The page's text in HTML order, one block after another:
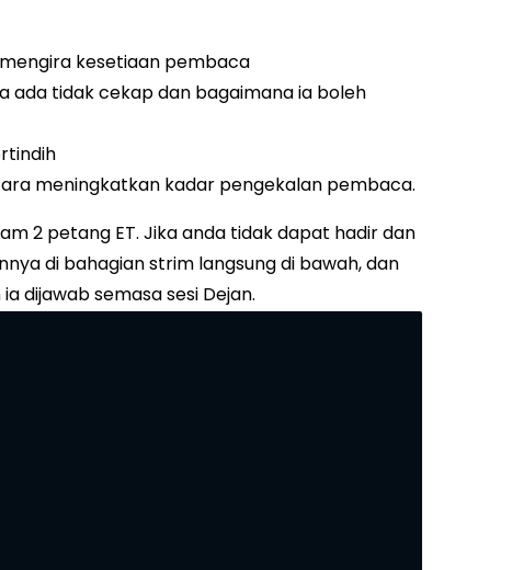
kesetiaan pembaca
ada tidak cekap dan bagaimana ia boleh
meningkatkan kadar pengekalan pembaca.
2 petang ET. Jika anda tidak dapat hadir dan
di bahagian strim langsung di bawah, dan
dijawab semasa sesi Dejan.